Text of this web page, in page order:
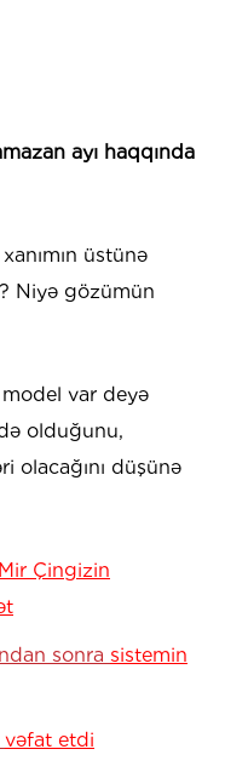
ayı haqqında
üstünə
Niyə gözümün
var deyə
olduğunu,
olacağını düşünə
Çingizin
sonra sistemin
vəfat etdi